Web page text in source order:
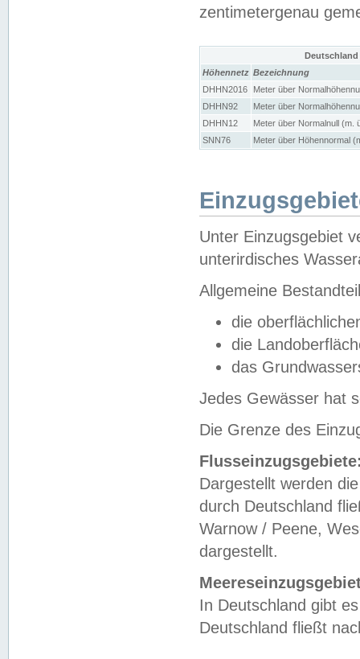
zentimetergenau
Höhennetz Bezeichnung
DHHN2016
Meter über
DHHN92
Meter über
DHHN12
Meter über Normalnull (m.
SNN76
Meter über Höhennormal
Unter Einzugsgebiet
unterirdisches
Allgemeine
die
die
das
Jedes Gewässer hat
Die Grenze des
Dargestellt werden
durch Deutschland
Warnow / Peene,
dargestellt.
In Deutschland gibt
Deutschland fließt